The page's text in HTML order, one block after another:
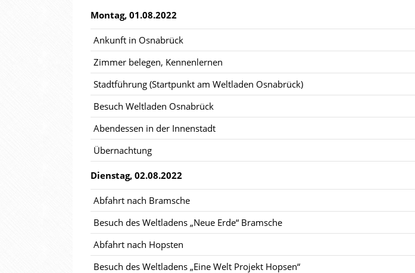
Montag, 01.08.2022
Ankunft in Osnabrück
Zimmer belegen, Kennenlernen
Stadtführung (Startpunkt am Weltladen Osnabrück)
Besuch Weltladen Osnabrück
Abendessen in der Innenstadt
Übernachtung
Dienstag, 02.08.2022
Abfahrt nach Bramsche
Besuch des Weltladens „Neue Erde“ Bramsche
Abfahrt nach Hopsten
Besuch des Weltladens „Eine Welt Projekt Hopsen“